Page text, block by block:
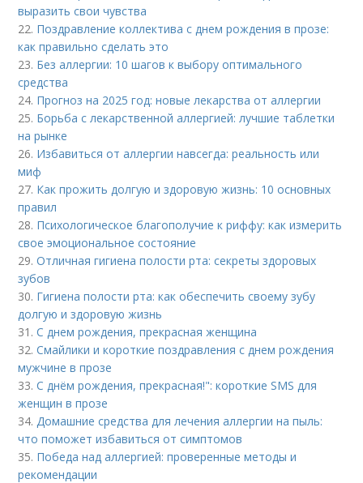
выразить свои чувства
22. Поздравление коллектива с днем рождения в прозе:
как правильно сделать это
23. Без аллергии: 10 шагов к выбору оптимального
средства
24. Прогноз на 2025 год: новые лекарства от аллергии
25. Борьба с лекарственной аллергией: лучшие таблетки
на рынке
26. Избавиться от аллергии навсегда: реальность или
миф
27. Как прожить долгую и здоровую жизнь: 10 основных
правил
28. Психологическое благополучие к риффу: как измерить
свое эмоциональное состояние
29.Отличная гигиена полости рта: секреты здоровых
зубов
30. Гигиена полости рта: как обеспечить своему зубу
долгую и здоровую жизнь
31.С днем рождения, прекрасная женщина
32.Смайлики и короткие поздравления с днем рождения
мужчине в прозе
33.С днём рождения, прекрасная!": короткие SMS для
женщин в прозе
34.Домашние средства для лечения аллергии на пыль:
что поможет избавиться от симптомов
35. Победа над аллергией: проверенные методы и
рекомендации